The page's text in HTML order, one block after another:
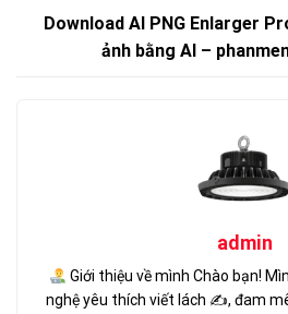
Download AI PNG Enlarger
ảnh bằng AI –
admin
Giới thiệu về mình Chào bạn!
nghệ yêu thích viết lách ✍, đam